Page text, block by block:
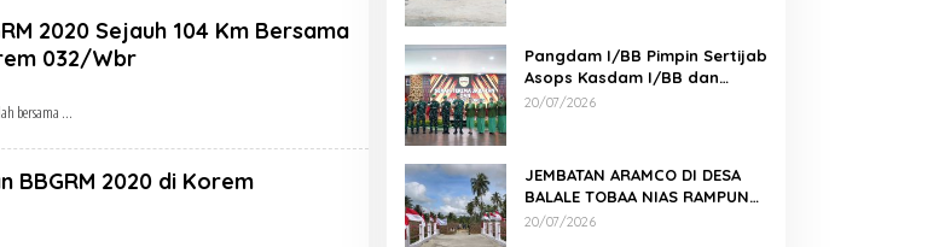
2020 Sejauh 104 Km Bersama
032/Wbr
bersama
BBGRM 2020 di Korem
Pangdam I/BB Pimpin Sertijab
Asops Kasdam I/BB dan
Danyonarmed 2/KS serta
20/07/2026
JEMBATAN ARAMCO DI DESA
BALALE TOBAA NIAS RAMPUNG,
AKSES WARGA SEMAKIN MUDAH
20/07/2026